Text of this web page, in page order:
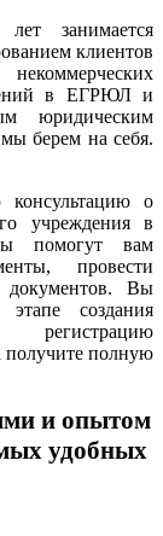
занимается
клиентов
в ЕГРЮЛ и
юридическим
берем на себя.
о
учреждения в
помогут вам
провести
документов. Вы
создания
получите полную
и опытом
удобных